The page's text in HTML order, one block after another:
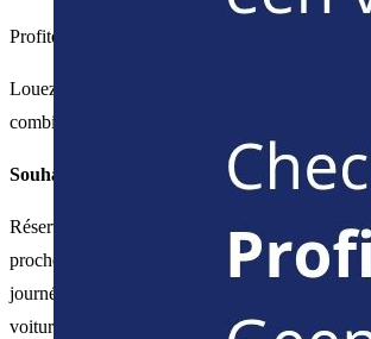
Profitez d'un
Louez votre Cupra Born dès aujourd'hui et
combinaison ultime de performance, de style et
Souhaitez-vous louer cette voiture?
Réservez-la en ligne ou rendez visite à
une
proche de chez vous. Vous pouvez louer cette
journée jusqu’à 2 années. De plus, il est
voiture de location dans une agence différente